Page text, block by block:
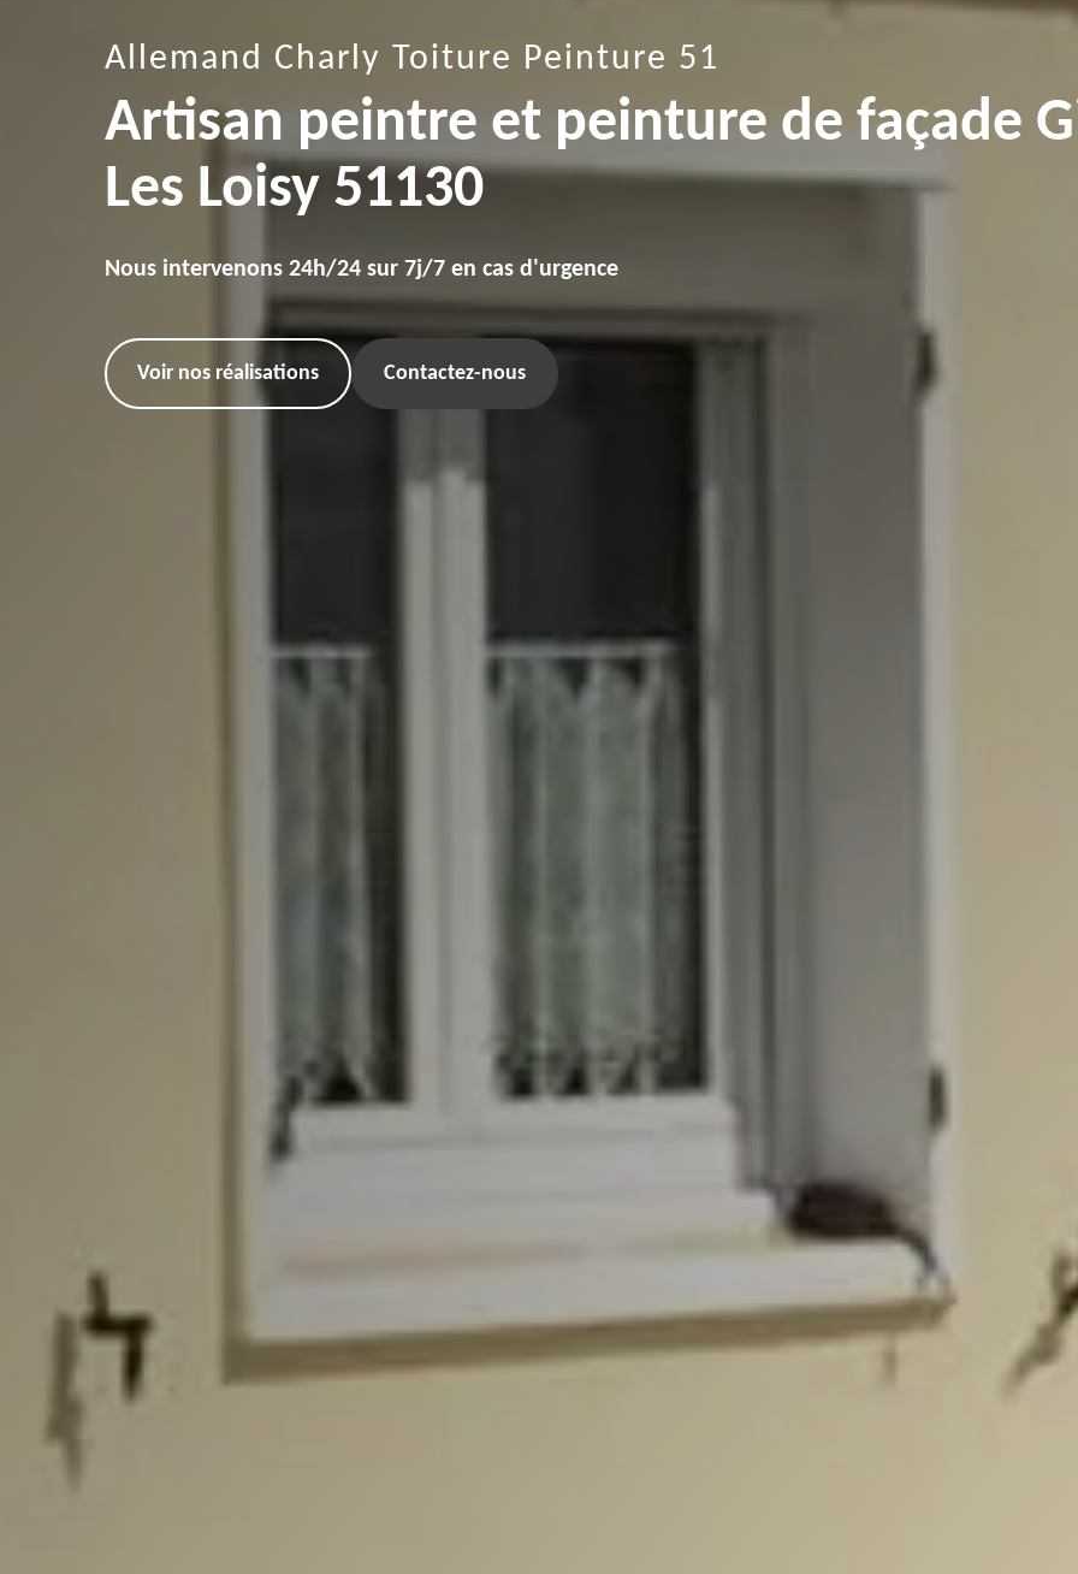
Allemand Charly Toiture Peinture 51
Artisan peintre et peinture de façade
Les Loisy 51130
Nous intervenons 24h/24 sur 7j/7 en cas d'urgence
Voir nos réalisations Contactez-nous